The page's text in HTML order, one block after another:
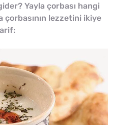
Yayla çorbası hangi
lezzetini ikiye